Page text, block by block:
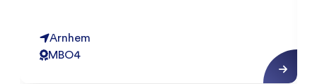
Arnhem
MBO4